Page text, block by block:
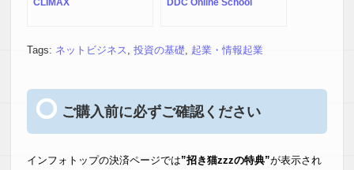
Tags: ネットビジネス 投資の基礎 起業・情報起業
ご購入前に必ずご確認ください
インフォトップの決済ページでは”招き猫zzzの特典”が表示され